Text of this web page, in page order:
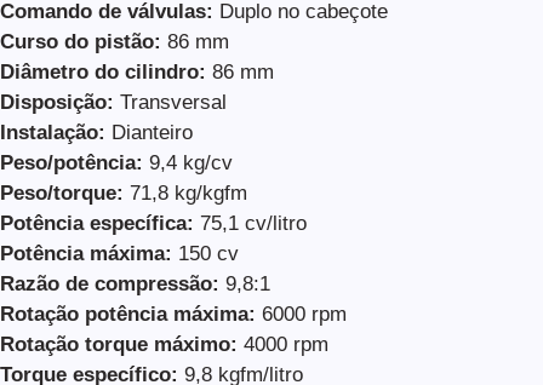
Comando de válvulas: Duplo no cabeçote
Curso do pistão: 86 mm
Diâmetro do cilindro: 86 mm
Disposição: Transversal
Instalação: Dianteiro
Peso/potência: 9,4 kg/cv
Peso/torque: 71,8 kg/kgfm
Potência específica: 75,1 cv/litro
Potência máxima: 150 cv
Razão de compressão: 9,8:1
Rotação potência máxima: 6000 rpm
Rotação torque máximo: 4000 rpm
Torque específico: 9,8 kgfm/litro